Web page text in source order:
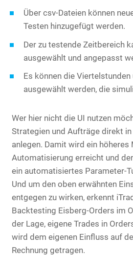
Über csv-Dateien können
Testen hinzugefügt werden.
Der zu testende Zeitbereich
ausgewählt und angepasst
Es können die Viertelstunden
ausgewählt werden, die
Wer hier nicht die UI nutzen
Strategien und Aufträge direkt
anlegen. Damit wird ein höheres
Automatisierung erreicht und
ein automatisiertes Parameter-
Und um den oben erwähnten
entgegen zu wirken, erkennt
Backtesting Eisberg-Orders im
der Lage, eigene Trades in
wird dem eigenen Einfluss auf
Rechnung getragen.